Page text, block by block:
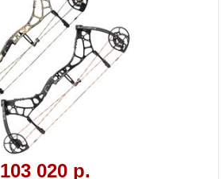
Тип отвода кабелей:Hinge Guard,Тип
блоков: H15 Hybrid Cam
103 020 р.